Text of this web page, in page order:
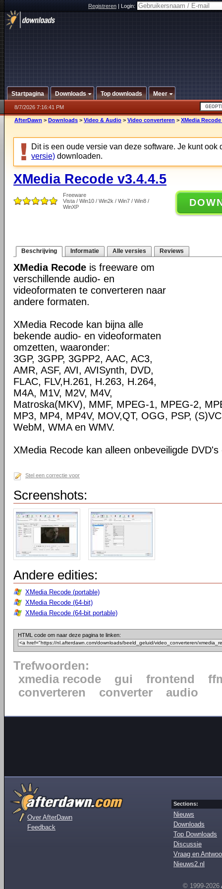
Registreren|Login:
Startpagina Downloads Top downloads Meer
8/7/2026 7:16:41 PM
AfterDawn > Downloads > Video & Audio > Video converteren > XMedia Recode
Dit is een oude versie van deze software. Je kunt ook
versie) downloaden.
XMedia Recode v3.4.4.5
Freeware
Vista / Win10 / Win2k / Win7 / Win8 /
WinXP
Beschrijving Informatie Alle versies Reviews
XMedia Recode is freeware om
verschillende audio- en
videoformaten te converteren naar
andere formaten.
XMedia Recode kan bijna alle
bekende audio- en videoformaten
omzetten, waaronder:
3GP, 3GPP, 3GPP2, AAC, AC3,
AMR, ASF, AVI, AVISynth, DVD,
FLAC, FLV,H.261, H.263, H.264,
M4A, M1V, M2V, M4V,
Matroska(MKV), MMF, MPEG-1, MPEG-2,
MP3, MP4, MP4V, MOV,QT, OGG, PSP,
WebM, WMA en WMV.
XMedia Recode kan alleen onbeveiligde
Stel een correctie voor
Screenshots:
Andere edities:
XMedia Recode (portable)
XMedia Recode (64-bit)
XMedia Recode (64-bit portable)
HTML code om naar deze pagina te linken:
Trefwoorden:
xmedia recode
gui frontend
converteren
converter audio
Over AfterDawn
Feedback
Sections:
Nieuws
Downloads
Top Downloads
Discussie
Vraag en
Nieuws2.nl
© 1999-2026